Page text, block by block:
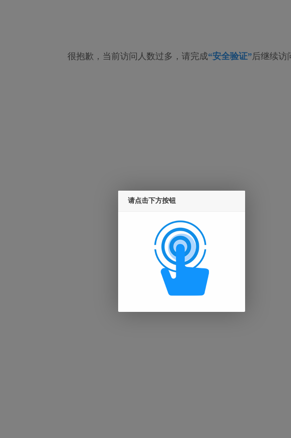
很抱歉，当前访问人数过多，请完成“安全验证”后继续访
请点击下方按钮